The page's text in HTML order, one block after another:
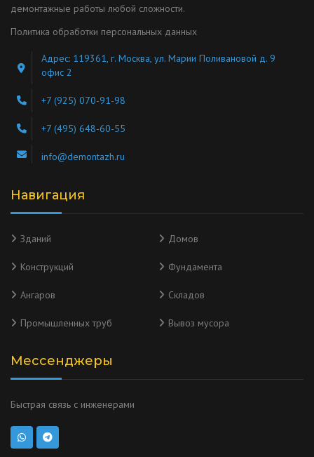
демонтажные работы любой сложности.
Политика обработки персональных данных
Адрес: 119361, г. Москва, ул. Марии Поливановой д. 9
офис 2
+7 (925) 070-91-98
+7 (495) 648-60-55
info@demontazh.ru
Навигация
Зданий Домов
Конструкций Фундамента
Ангаров Складов
Промышленных труб Вывоз мусора
Мессенджеры
Быстрая связь с инженерами